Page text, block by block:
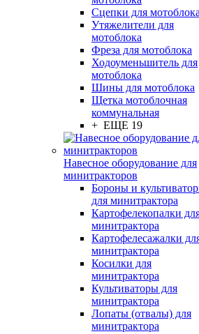
Сцепки для мотоблока
Утяжелители для
мотоблока
Фреза для мотоблока
Ходоуменьшитель для
мотоблока
Шины для мотоблока
Щетка мотоблочная
коммунальная
+ ЕЩЕ 19
Навесное оборудование для
минитракторов
Бороны и
для минитрактора
Картофелекопалки
минитрактора
Картофелесажалки
минитрактора
Косилки для
минитрактора
Культиваторы для
минитрактора
Лопаты (отвалы) для
минитрактора